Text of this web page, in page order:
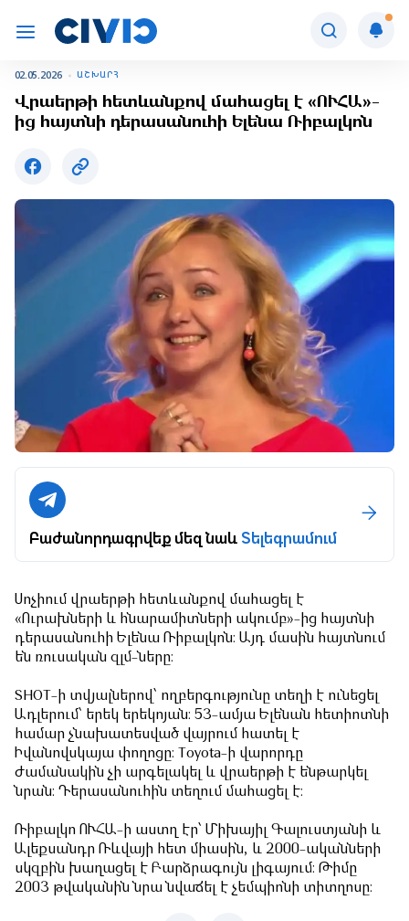
02.05.2026 ԱՇԽԱՐՀ
Վրաերթի հետևանքով մահացել է «ՈՒՀԱ»-
ից հայտնի դերասանուհի Ելենա Ռիբալկոն
Բաժանորդագրվեք մեզ նաևՏելեգրամում
Սոչիում վրաերթի հետևանքով մահացել է
«Ուրախների և հնարամիտների ակումբ»-ից հայտնի
դերասանուհի Ելենա Ռիբալկոն։ Այդ մասին հայտնում
են ռուսական զլմ-ները։
SHOT-ի տվյալներով՝ ողբերգությունը տեղի է ունեցել
Ադլերում՝ երեկ երեկոյան։ 53-ամյա Ելենան հետիոտնի
համար չնախատեսված վայրում հատել է
Իվանովսկայա փողոցը։ Toyota-ի վարորդը
ժամանակին չի արգելակել և վրաերթի է ենթարկել
նրան։ Դերասանուհին տեղում մահացել է։
Ռիբալկո ՈՒՀԱ-ի աստղ էր՝ Միխայիլ Գալուստյանի և
Ալեքսանդր Ռևվայի հետ միասին, և 2000-ականների
սկզբին խաղացել է Բարձրագույն լիգայում։ Թիմը
2003 թվականին նրա նվաճել է չեմպիոնի տիտղոսը։